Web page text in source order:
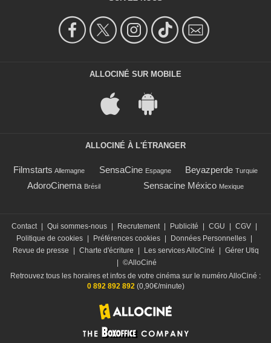
ALLOCINÉ SUR MOBILE
ALLOCINÉ À L'ÉTRANGER
Filmstarts Allemagne SensaCine Espagne Beyazperde Turquie
AdoroCinema Brésil Sensacine México Mexique
Contact Qui sommes-nous Recrutement Publicité CGU CGV
Politique de cookies
Préférences cookies Données Personnelles
Revue de presse
Charte d'écriture Les services AlloCiné
Gérer Utiq
©AlloCiné
Retrouvez tous les horaires et infos de votre cinéma sur le numéro AlloCiné :
0 892 892 892(0,90€/minute)